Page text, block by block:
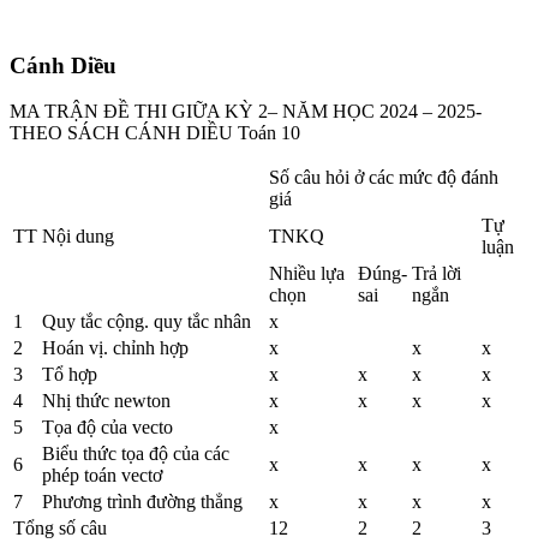
Cánh Diều
MA TRẬN ĐỀ THI GIỮA KỲ 2– NĂM HỌC 2024 – 2025-
THEO SÁCH CÁNH DIỀU Toán 10
TT Nội dung
Số câu hỏi ở các mức độ đánh
giá
TNKQ
Tự
luận
Nhiều lựa
chọn
Đúng-
sai
Trả lời
ngắn
1
Quy tắc cộng. quy tắc nhân
x
2
Hoán vị. chỉnh hợp x x
x
3
Tổ hợp x x x
x
4
Nhị thức newton x x x
x
5
Tọa độ của vecto
x
6
Biểu thức tọa độ của các
phép toán vectơ
x x x
x
7
Phương trình đường thẳng x x x
x
Tổng số câu
12 2 2
3